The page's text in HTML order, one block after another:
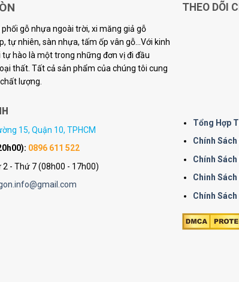
phối gỗ nhựa ngoài trời, xi măng giả gỗ
tự nhiên, sàn nhựa, tấm ốp vân gỗ...Với kinh
hào là một trong những đơn vị đi đầu
thất. Tất cả sản phẩm của chúng tôi cung
lượng.
15, Quận 10, TPHCM
0896 611 522
2 - Thứ 7 (08h00 - 17h00)
THEO DÕI
Tổng Hợp
Chính
Chính Sách
Chinh
Chính